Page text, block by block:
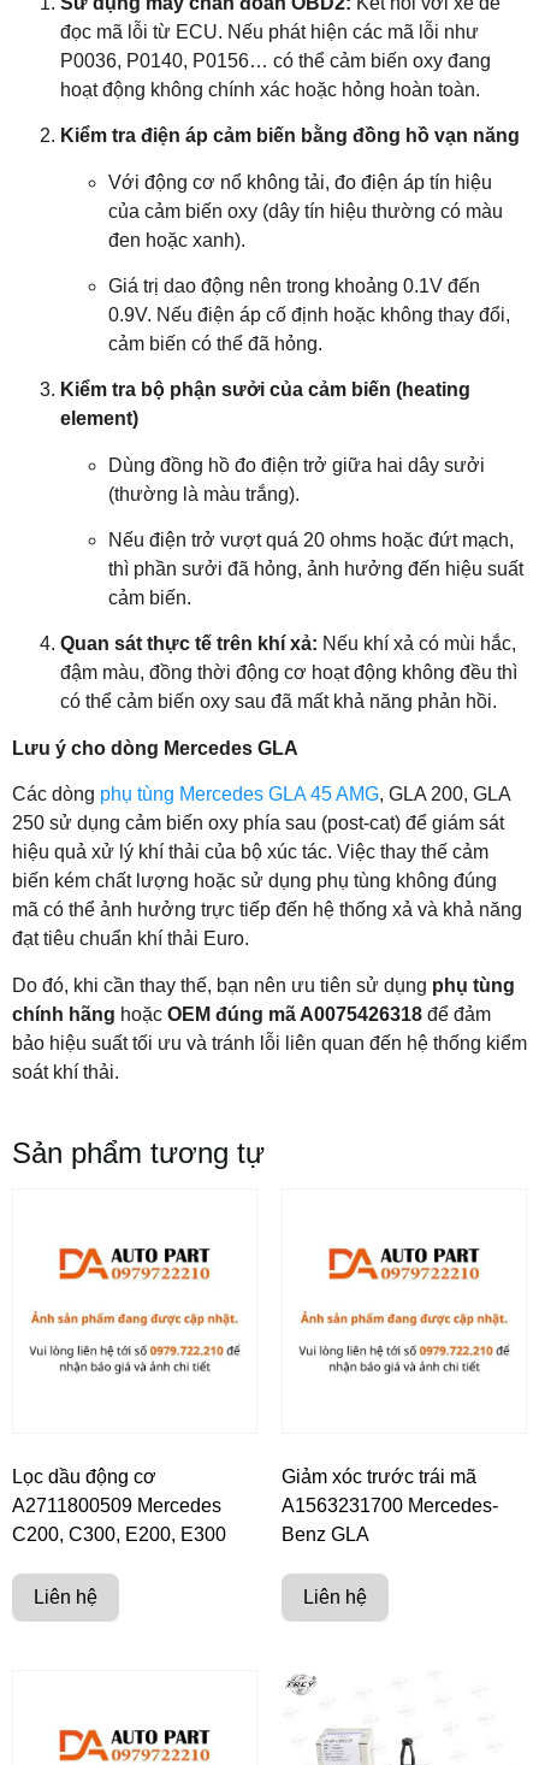
đọc mã lỗi từ ECU. Nếu phát hiện các mã lỗi như
P0036, P0140, P0156… có thể cảm biến oxy đang
hoạt động không chính xác hoặc hỏng hoàn toàn.
Kiểm tra điện áp cảm biến bằng đồng hồ vạn năng
Với động cơ nổ không tải, đo điện áp tín hiệu
của cảm biến oxy (dây tín hiệu thường có màu
đen hoặc xanh).
Giá trị dao động nên trong khoảng 0.1V đến
0.9V. Nếu điện áp cố định hoặc không thay đổi,
cảm biến có thể đã hỏng.
Kiểm tra bộ phận sưởi của cảm biến (heating
element)
Dùng đồng hồ đo điện trở giữa hai dây sưởi
(thường là màu trắng).
Nếu điện trở vượt quá 20 ohms hoặc đứt mạch,
thì phần sưởi đã hỏng, ảnh hưởng đến hiệu suất
cảm biến.
Quan sát thực tế trên khí xả: Nếu khí xả có mùi hắc,
đậm màu, đồng thời động cơ hoạt động không đều thì
có thể cảm biến oxy sau đã mất khả năng phản hồi.
Lưu ý cho dòng Mercedes GLA
Các dòng phụ tùng Mercedes GLA 45 AMG, GLA 200, GLA
250 sử dụng cảm biến oxy phía sau (post-cat) để giám sát
hiệu quả xử lý khí thải của bộ xúc tác. Việc thay thế cảm
biến kém chất lượng hoặc sử dụng phụ tùng không đúng
mã có thể ảnh hưởng trực tiếp đến hệ thống xả và khả năng
đạt tiêu chuẩn khí thải Euro.
Do đó, khi cần thay thế, bạn nên ưu tiên sử dụng phụ tùng
chính hãng hoặc OEM đúng mã A0075426318 để đảm
bảo hiệu suất tối ưu và tránh lỗi liên quan đến hệ thống kiểm
soát khí thải.
Sản phẩm tương tự
Lọc dầu động cơ
A2711800509 Mercedes
C200, C300, E200, E300
Liên hệ
Giảm xóc trước trái mã
A1563231700 Mercedes-
Benz GLA
Liên hệ